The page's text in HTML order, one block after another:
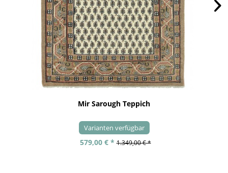
Mir Sarough Teppich
Varianten verfügbar
579,00 € * 1.349,00 € *